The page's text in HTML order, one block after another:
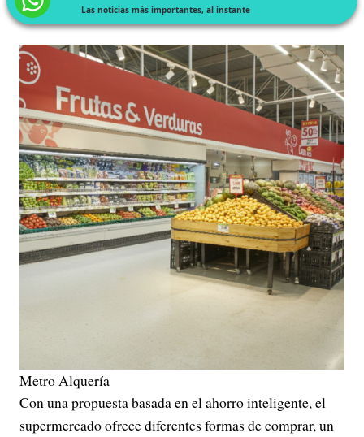
Las noticias más importantes, al instante
Metro Alquería
Con una propuesta basada en el ahorro inteligente, el
supermercado ofrece diferentes formas de comprar, un